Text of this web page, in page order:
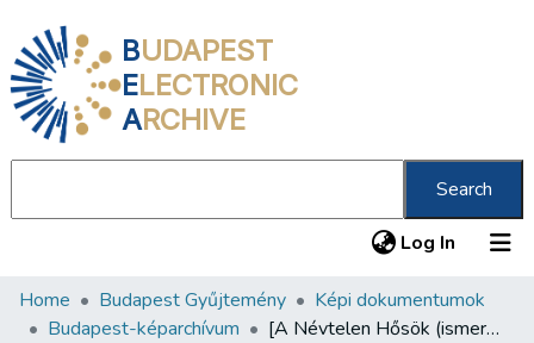
BUDAPEST
ELECTRONIC
ARCHIVE
Search
Log In (current)
Communities & Collections
Home Budapest Gyűjtemény
Képi dokumentumok
Budapest-képarchívum
[A Névtelen Hősök (ismeretlen katona) Emlékkövének ünnepélyes leleplezése Budapesten, 1929. május 26.]